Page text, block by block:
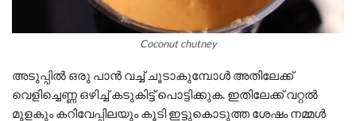
Coconut chutney
അടുപ്പിൽ ഒരു പാൻ വച്ച് ചൂടാകുമ്പോൾ അതിലേക്ക്
വെളിച്ചെണ്ണ ഒഴിച്ച് കടുകിട്ട് പൊട്ടിക്കുക. ഇതിലേക്ക് വറ്റൽ
മുളകും കറിവേപ്പിലയും കൂടി ഇട്ടുകൊടുത്ത ശേഷം നമ്മൾ